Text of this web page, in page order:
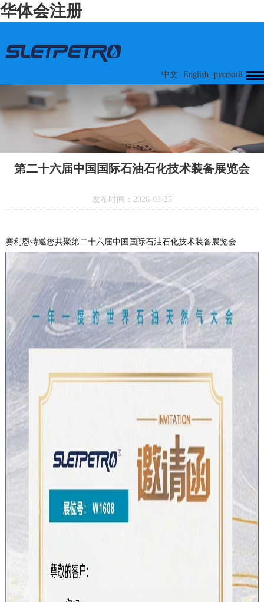
华体会注册
中文 English русский
第二十六届中国国际石油石化技术装备展览会
发布时间：2026-03-25
赛利恩特邀您共聚第二十六届中国国际石油石化技术装备展览会